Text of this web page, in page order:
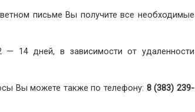
письме Вы получите все необходимые
— 14 дней, в зависимости от удаленности
Вы можете также по телефону: 8 (383) 239-